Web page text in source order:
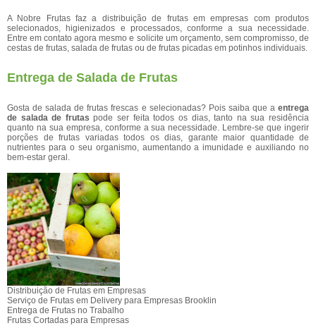
A Nobre Frutas faz a distribuição de frutas em empresas com produtos
selecionados, higienizados e processados, conforme a sua necessidade.
Entre em contato agora mesmo e solicite um orçamento, sem compromisso, de
cestas de frutas, salada de frutas ou de frutas picadas em potinhos individuais.
Entrega de Salada de Frutas
Gosta de salada de frutas frescas e selecionadas? Pois saiba que a entrega
de salada de frutas pode ser feita todos os dias, tanto na sua residência
quanto na sua empresa, conforme a sua necessidade. Lembre-se que ingerir
porções de frutas variadas todos os dias, garante maior quantidade de
nutrientes para o seu organismo, aumentando a imunidade e auxiliando no
bem-estar geral.
Distribuição de Frutas em Empresas
Serviço de Frutas em Delivery para Empresas Brooklin
Entrega de Frutas no Trabalho
Frutas Cortadas para Empresas